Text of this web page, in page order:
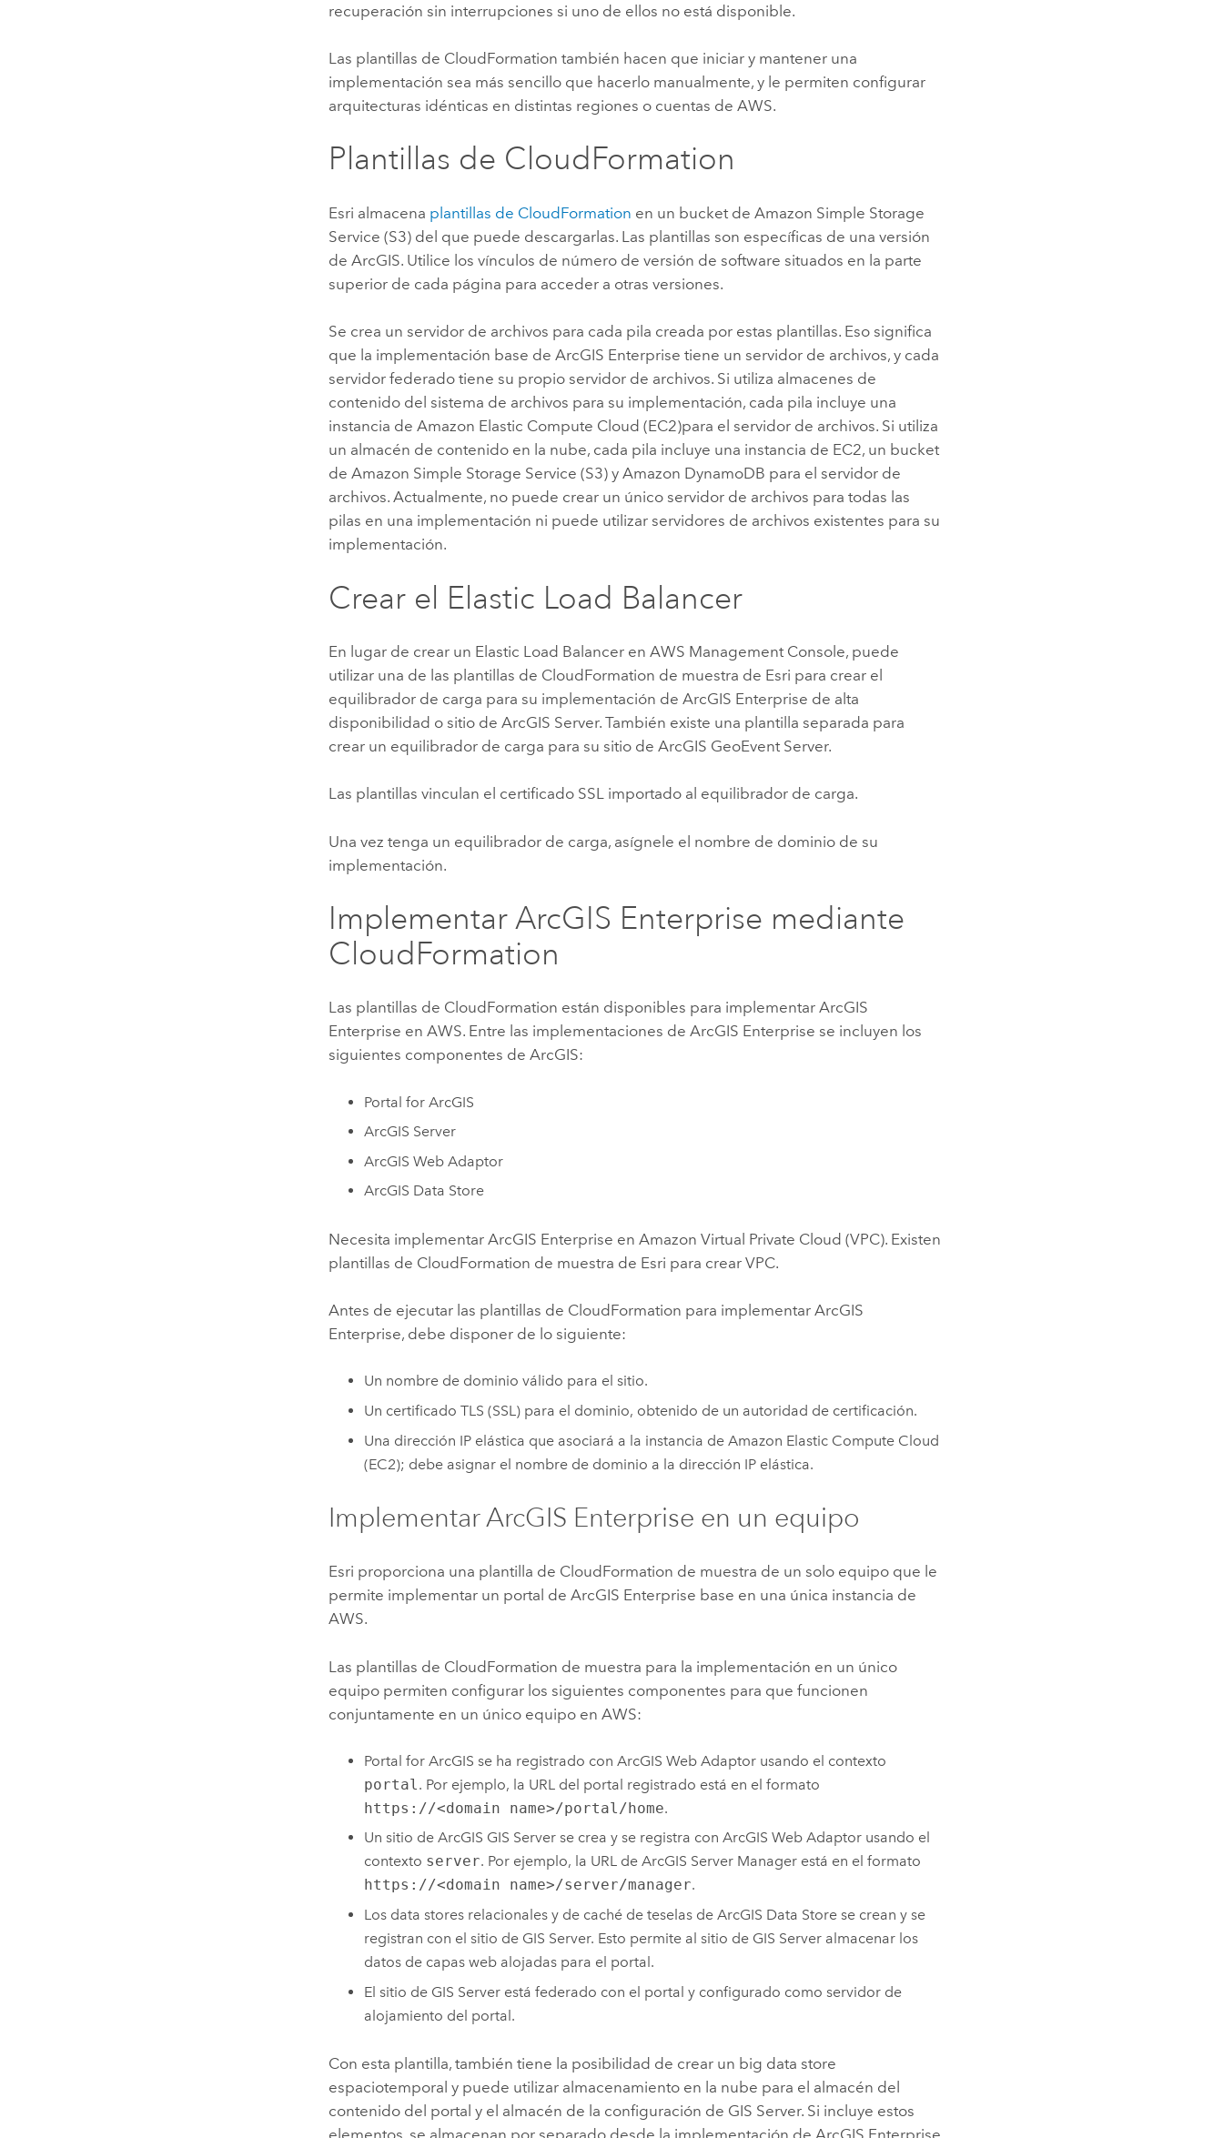
recuperación sin interrupciones si uno de ellos no está disponible.
Las plantillas de CloudFormation también hacen que iniciar y mantener una
implementación sea más sencillo que hacerlo manualmente, y le permiten configurar
arquitecturas idénticas en distintas regiones o cuentas deAWS.
Plantillas de CloudFormation
Esri almacena plantillas de CloudFormation en un bucket deAmazon Simple Storage
Service (S3) del que puede descargarlas. Las plantillas son específicas de una versión
de ArcGIS. Utilice los vínculos de número de versión de software situados en la parte
superior de cada página para acceder a otras versiones.
Se crea un servidor de archivos para cada pila creada por estas plantillas. Eso significa
que la implementación base deArcGIS Enterprise tiene un servidor de archivos, y cada
servidor federado tiene su propio servidor de archivos. Si utiliza almacenes de
contenido del sistema de archivos para su implementación, cada pila incluye una
instancia deAmazon Elastic Compute Cloud (EC2)para el servidor de archivos. Si utiliza
un almacén de contenido en la nube, cada pila incluye una instancia de EC2, un bucket
deAmazon Simple Storage Service (S3) yAmazon DynamoDB para el servidor de
archivos. Actualmente, no puede crear un único servidor de archivos para todas las
pilas en una implementación ni puede utilizar servidores de archivos existentes para su
implementación.
Crear el Elastic Load Balancer
En lugar de crear un Elastic Load Balancer enAWS Management Console, puede
utilizar una de las plantillas de CloudFormation de muestra de Esri para crear el
equilibrador de carga para su implementación deArcGIS Enterprise de alta
disponibilidad o sitio deArcGIS Server. También existe una plantilla separada para
crear un equilibrador de carga para su sitio deArcGIS GeoEvent Server.
Las plantillas vinculan el certificado SSL importado al equilibrador de carga.
Una vez tenga un equilibrador de carga, asígnele el nombre de dominio de su
implementación.
Implementar ArcGIS Enterprise mediante
CloudFormation
Las plantillas de CloudFormation están disponibles para implementarArcGIS
Enterprise enAWS. Entre las implementaciones deArcGIS Enterprise se incluyen los
siguientes componentes de ArcGIS:
Portal for ArcGIS
ArcGIS Server
ArcGIS Web Adaptor
ArcGIS Data Store
Necesita implementarArcGIS Enterprise enAmazon Virtual Private Cloud (VPC). Existen
plantillas de CloudFormation de muestra de Esri para crearVPC.
Antes de ejecutar las plantillas de CloudFormation para implementarArcGIS
Enterprise, debe disponer de lo siguiente:
Un nombre de dominio válido para el sitio.
Un certificado TLS (SSL) para el dominio, obtenido de un autoridad de certificación.
Una dirección IP elástica que asociará a la instancia de Amazon Elastic Compute Cloud
(EC2); debe asignar el nombre de dominio a la dirección IP elástica.
ImplementarArcGIS Enterprise en un equipo
Esri proporciona una plantilla de CloudFormation de muestra de un solo equipo que le
permite implementar un portal deArcGIS Enterprise base en una única instancia de
AWS.
Las plantillas de CloudFormation de muestra para la implementación en un único
equipo permiten configurar los siguientes componentes para que funcionen
conjuntamente en un único equipo enAWS:
Portal for ArcGIS se ha registrado con ArcGIS Web Adaptorusando el contexto
portal. Por ejemplo, la URL del portal registrado está en el formato
https://<domain name>/portal/home.
Un sitio de ArcGIS GIS Serverse crea y se registra con ArcGIS Web Adaptorusando el
contexto server. Por ejemplo, la URL de ArcGIS Server Managerestá en el formato
https://<domain name>/server/manager.
Los data stores relacionales y de caché de teselas de ArcGIS Data Storese crean y se
registran con el sitio de GIS Server. Esto permite al sitio de GIS Serveralmacenar los
datos de capas web alojadas para el portal.
El sitio de GIS Serverestá federado con el portal y configurado como servidor de
alojamiento del portal.
Con esta plantilla, también tiene la posibilidad de crear un big data store
espaciotemporal y puede utilizar almacenamiento en la nube para el almacén del
contenido del portal y el almacén de la configuración de GIS Server. Si incluye estos
elementos, se almacenan por separado desde la implementación de ArcGIS Enterprise